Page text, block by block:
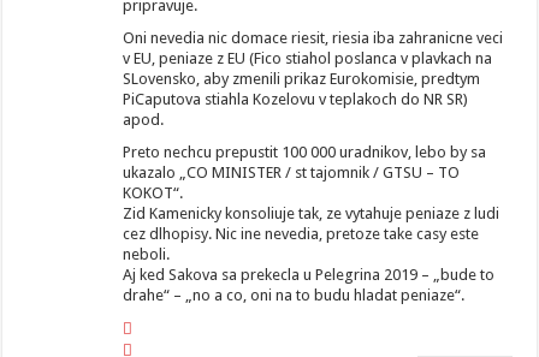
pripravuje.
Oni nevedia nic domace riesit, riesia iba zahranicne veci
v EU, peniaze z EU (Fico stiahol poslanca v plavkach na
SLovensko, aby zmenili prikaz Eurokomisie, predtym
PiCaputova stiahla Kozelovu v teplakoch do NR SR)
apod.
Preto nechcu prepustit 100 000 uradnikov, lebo by sa
ukazalo „CO MINISTER / st tajomnik / GTSU – TO
KOKOT“.
Zid Kamenicky konsoliuje tak, ze vytahuje peniaze z ludi
cez dlhopisy. Nic ine nevedia, pretoze take casy este
neboli.
Aj ked Sakova sa prekecla u Pelegrina 2019 – „bude to
drahe“ – „no a co, oni na to budu hladat peniaze“.